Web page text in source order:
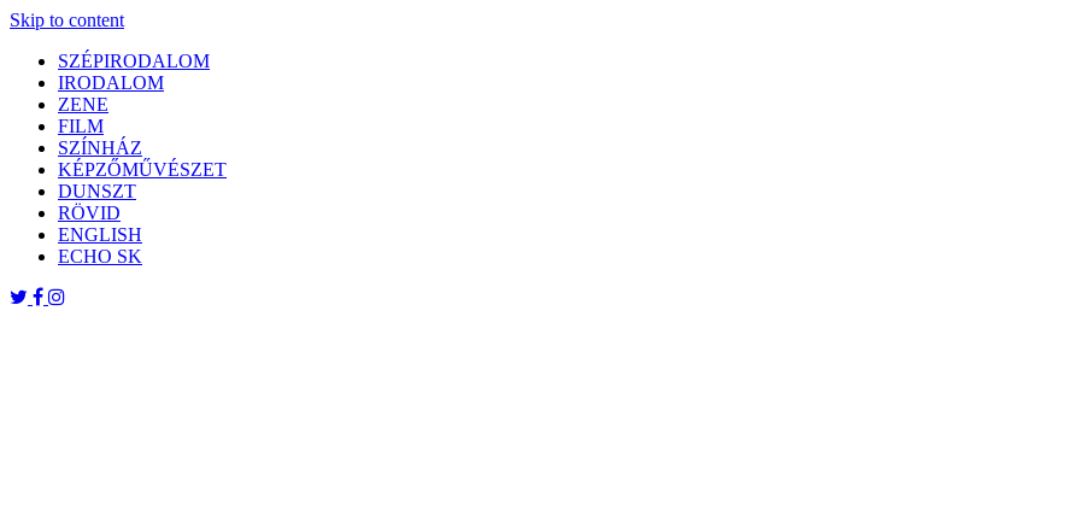
Skip to content
SZÉPIRODALOM
IRODALOM
ZENE
FILM
SZÍNHÁZ
KÉPZŐMŰVÉSZET
DUNSZT
RÖVID
ENGLISH
ECHO SK